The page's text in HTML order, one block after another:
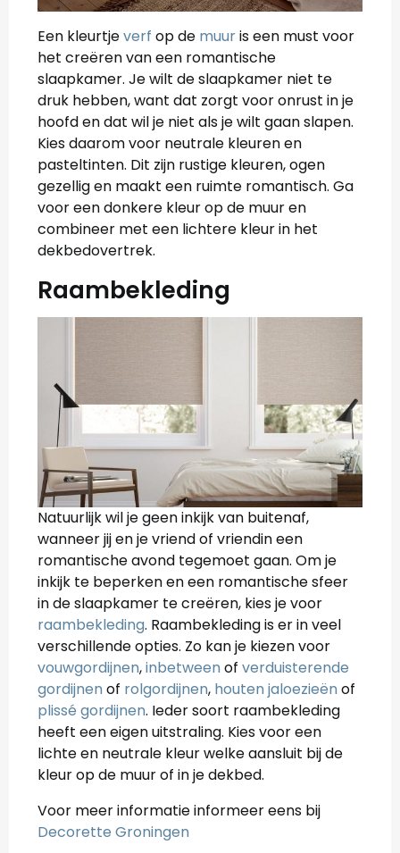
Een kleurtjeverf op de muuris een must voor
het creëren van een romantische
slaapkamer. Je wilt de slaapkamer niet te
druk hebben, want dat zorgt voor onrust in je
hoofd en dat wil je niet als je wilt gaan slapen.
Kies daarom voor neutrale kleuren en
pasteltinten. Dit zijn rustige kleuren, ogen
gezellig en maakt een ruimte romantisch. Ga
voor een donkere kleur op de muur en
combineer met een lichtere kleur in het
dekbedovertrek.
Raambekleding
Natuurlijk wil je geen inkijk van buitenaf,
wanneer jij en je vriend of vriendin een
romantische avond tegemoet gaan. Om je
inkijk te beperken en een romantische sfeer
in de slaapkamer te creëren, kies je voor
raambekleding. Raambekleding is er in veel
verschillende opties. Zo kan je kiezen voor
vouwgordijnen,inbetween of verduisterende
gordijnen of rolgordijnen, houten jaloezieën of
plissé gordijnen. Ieder soort raambekleding
heeft een eigen uitstraling. Kies voor een
lichte en neutrale kleur welke aansluit bij de
kleur op de muur of in je dekbed.
Voor meer informatie informeer eens bij
Decorette Groningen